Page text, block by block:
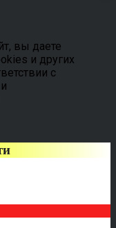
вы даете
и других
с